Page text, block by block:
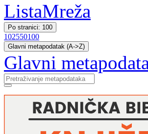
ListaMreža
Po stranici: 100
102550100
Glavni metapodatak (A->Z)
Glavni